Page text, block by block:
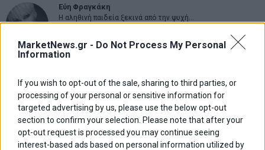
MarketNews.gr - Do Not Process My Personal
Information
If you wish to opt-out of the sale, sharing to third parties, or
processing of your personal or sensitive information for
targeted advertising by us, please use the below opt-out
section to confirm your selection. Please note that after your
opt-out request is processed you may continue seeing
interest-based ads based on personal information utilized by
Εύη Φραγκάκη
Η αληθινή παιδεία ξεκινά από την ψυχή…
Δημήτρης Καμπουράκης
Από την αποθέωση στην καταγγελία: Η Ελλάδα πάντα
ψάχνει τον επόμενο Μεσσία